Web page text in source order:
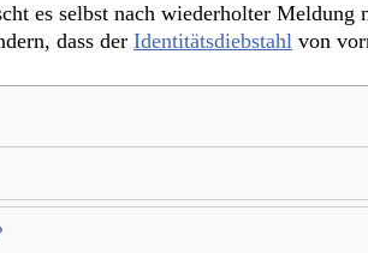
es selbst nach wiederholter Meldung
dass der Identitätsdiebstahl von